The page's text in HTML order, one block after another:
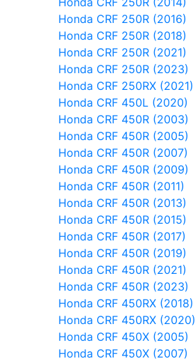
Honda CRF 250R (2016)
Honda CRF 250R (2018)
Honda CRF 250R (2021)
Honda CRF 250R (2023)
Honda CRF 250RX (2021)
Honda CRF 450L (2020)
Honda CRF 450R (2003)
Honda CRF 450R (2005)
Honda CRF 450R (2007)
Honda CRF 450R (2009)
Honda CRF 450R (2011)
Honda CRF 450R (2013)
Honda CRF 450R (2015)
Honda CRF 450R (2017)
Honda CRF 450R (2019)
Honda CRF 450R (2021)
Honda CRF 450R (2023)
Honda CRF 450RX (2018)
Honda CRF 450RX (2020)
Honda CRF 450X (2005)
Honda CRF 450X (2007)